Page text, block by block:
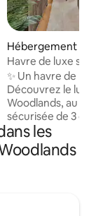
sur la
Hébergement ⋅
Havre de luxe
Woodlands, TX
✨ Un havre de
Découvrez le
Woodlands, au
sécurisée de 3
les familles, les
escapades avec
Profitez d'un
les